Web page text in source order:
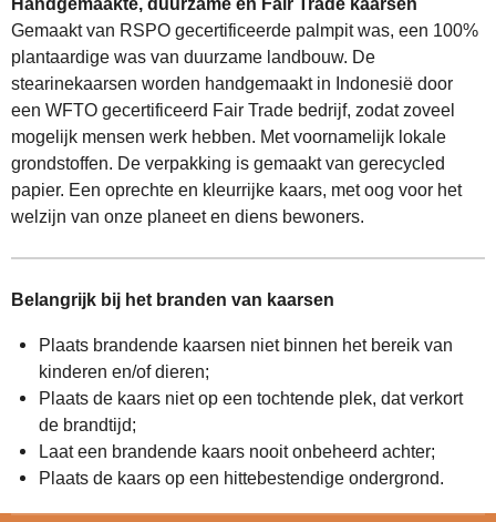
Gemaakt van RSPO gecertificeerde palmpit was, een 100%
plantaardige was van duurzame landbouw. De
stearinekaarsen worden handgemaakt in Indonesië door
een WFTO gecertificeerd Fair Trade bedrijf, zodat zoveel
mogelijk mensen werk hebben. Met voornamelijk lokale
grondstoffen. De verpakking is gemaakt van gerecycled
papier. Een oprechte en kleurrijke kaars, met oog voor het
welzijn van onze planeet en diens bewoners.
Belangrijk bij het branden van kaarsen
Plaats brandende kaarsen niet binnen het bereik van
kinderen en/of dieren;
Plaats de kaars niet op een tochtende plek, dat verkort
de brandtijd;
Laat een brandende kaars nooit onbeheerd achter;
Plaats de kaars op een hittebestendige ondergrond.